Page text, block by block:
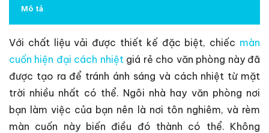
Mô tả
Với chất liệu vải được thiết kế đặc biệt, chiếc màn
cuốn hiện đại cách nhiệtgiá rẻ cho văn phòng này đã
được tạo ra để tránh ánh sáng và cách nhiệt từ mặt
trời nhiều nhất có thể. Ngôi nhà hay văn phòng nơi
bạn làm việc của bạn nên là nơi tôn nghiêm, và rèm
màn cuốn này biến điều đó thành có thể. Không